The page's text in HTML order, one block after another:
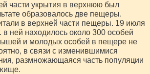
части укрытия в верхнюю был
образовалось две пещеры.
в верхней части пещеры. 19 июля
в ней находилось около 300 особей
и молодых особей в пещере не
в связи с изменившимися
размножающаяся часть популяции